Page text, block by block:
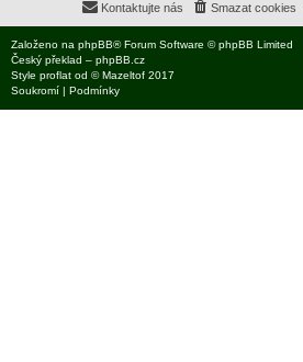
Smazat cookies
Kontaktujte nás
Založeno na phpBB® Forum Software © phpBB Limited
Český překlad – phpBB.cz
Style proflat od ©Mazeltof 2017
Soukromí | Podmínky